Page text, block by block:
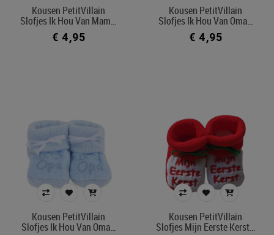
Kousen PetitVillain
Slofjes Ik Hou Van Mam…
€ 4,95
Kousen PetitVillain
Slofjes Ik Hou Van Oma…
€ 4,95
Kousen PetitVillain
Slofjes Ik Hou Van Oma…
Kousen PetitVillain
Slofjes Mijn Eerste Kerst…